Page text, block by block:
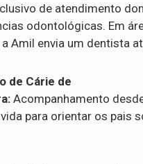
de atendimento
odontológicas. Em
Amil envia um dentista
de Cárie de
Acompanhamento
para orientar os pais